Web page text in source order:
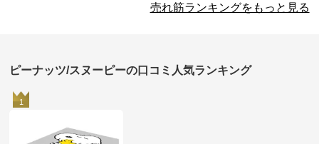
売れ筋ランキングをもっと見る
ピーナッツ/スヌーピーの口コミ人気ランキング
1